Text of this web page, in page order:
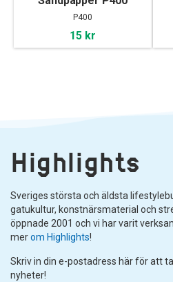
P400
15 kr
Highlights
Sveriges största och äldsta
gatukultur, konstnärsmaterial och
öppnade 2001 och vi har varit
merom Highlights!
Skriv in din e-postadress här för att
nyheter!